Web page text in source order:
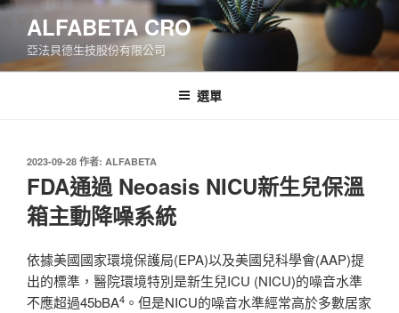
跳
要
ALFABETA CRO
亞法貝德生技股份有限公司
選單
發
佈
於
2023-09-28 作者: ALFABETA
FDA通過 Neoasis NICU新生兒保溫
箱主動降噪系統
依據美國國家環境保護局(EPA)以及美國兒科學會(AAP)提
出的標準，醫院環境特別是新生兒ICU (NICU)的噪音水準
不應超過45bBA4 。但是NICU的噪音水準經常高於多數居家